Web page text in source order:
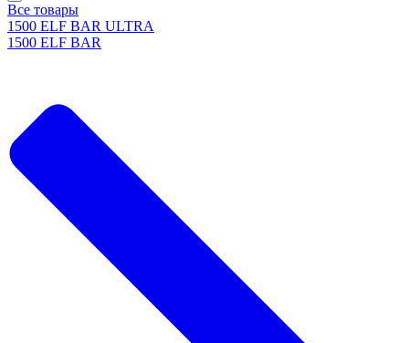
Все товары
1500 ELF BAR ULTRA
1500 ELF BAR